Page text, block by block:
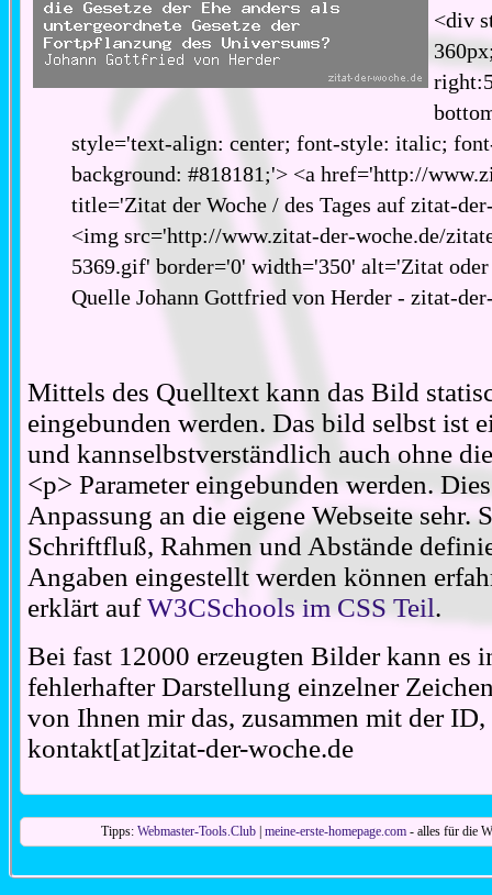
<div
style='text-align: center; font-style: italic;
background: #818181;'> <a href='http://
title='Zitat der Woche / des Tages auf zitat-
<img src='http://www.zitat-der-woche.de/
5369.gif' border='0' width='350' alt='Zitat
Quelle Johann Gottfried von Herder - zitat-
Mittels des Quelltext kann das Bild
eingebunden werden. Das bild selbst ist
und kannselbstverständlich auch ohne
<p> Parameter eingebunden werden.
Anpassung an die eigene Webseite sehr.
Schriftfluß, Rahmen und Abstände
Angaben eingestellt werden können
erklärt aufW3CSchools im CSS Teil.
Bei fast 12000 erzeugten Bilder kann es
fehlerhafter Darstellung einzelner
von Ihnen mir das, zusammen mit der
kontakt[at]zitat-der-woche.de
Tipps: Webmaster-Tools.Club| meine-erste-homepage.com- alles für die